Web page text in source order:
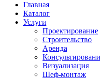
Главная
Каталог
Услуги
Проектирование
Строительство
Аренда
Визуализация
Шеф-монтаж